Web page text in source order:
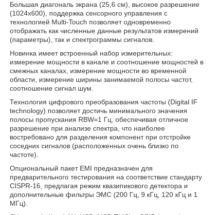
Большая диагональ экрана (25,6 см), высокое разрешение
(1024х600), поддержка сенсорного управления с
технологией Multi-Touch позволяет одновременно
отображать как численные данные результатов измерений
(параметры), так и спектрограммы сигналов.
Новинка имеет встроенный набор измерительных:
измерение мощности в канале и соотношение мощностей в
смежных каналах, измерение мощности во временной
области, измерение ширины занимаемой полосы частот,
соотношение сигнал шум.
Технология цифрового преобразования частоты (Digital IF
technology) позволяет достичь минимального значения
полосы пропускания RBW=1 Гц, обеспечивая отличное
разрешение при анализе спектра, что наиболее
востребовано для разделения компонент при отстройке
соседних сигналов (расположенных очень близко по
частоте).
Опциональный пакет EMI предназначен для
предварительного тестирования на соответствие стандарту
CISPR-16, предлагая режим квазипикового детектора и
дополнительные фильтры ЭМС (200 Гц, 9 кГц, 120 кГц и 1
МГц).